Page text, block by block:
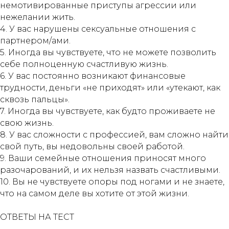
немотивированные приступы агрессии или
нежелании жить.
4. У вас нарушены сексуальные отношения с
партнером/ами.
5. Иногда вы чувствуете, что не можете позволить
себе полноценную счастливую жизнь.
6. У вас постоянно возникают финансовые
трудности, деньги «не приходят» или «утекают, как
сквозь пальцы».
7. Иногда вы чувствуете, как будто проживаете не
свою жизнь.
8. У вас сложности с профессией, вам сложно найти
свой путь, вы недовольны своей работой.
9. Ваши семейные отношения приносят много
разочарований, и их нельзя назвать счастливыми.
10. Вы не чувствуете опоры под ногами и не знаете,
что на самом деле вы хотите от этой жизни.
ОТВЕТЫ НА ТЕСТ